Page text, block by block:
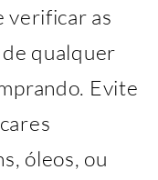
verificar as
qualquer
Evite
óleos, ou